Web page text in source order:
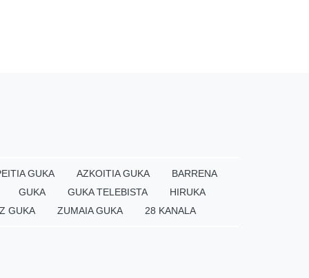
GUKA AZKOITIA GUKA
BARRENA
GUKA
GUKA TELEBISTA
HIRUKA
GUKA
ZUMAIA GUKA 28 KANALA